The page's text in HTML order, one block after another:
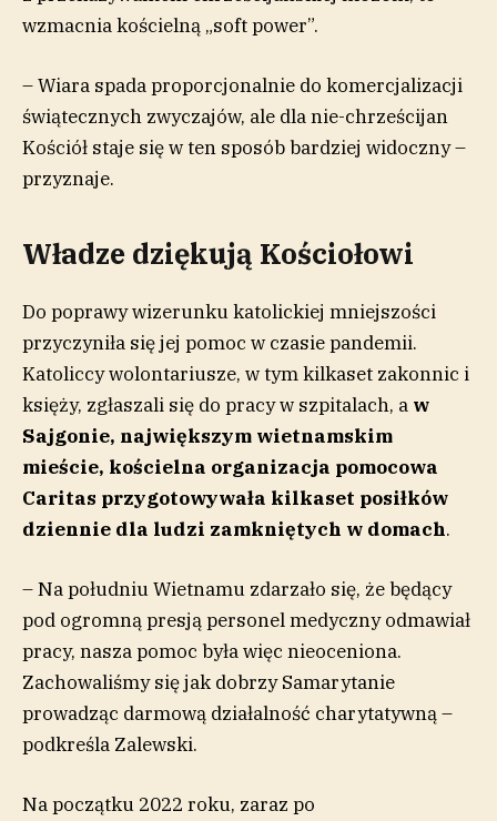
wzmacnia kościelną „soft power”.
– Wiara spada proporcjonalnie do komercjalizacji
świątecznych zwyczajów, ale dla nie-chrześcijan
Kościół staje się w ten sposób bardziej widoczny –
przyznaje.
Władze dziękują Kościołowi
Do poprawy wizerunku katolickiej mniejszości
przyczyniła się jej pomoc w czasie pandemii.
Katoliccy wolontariusze, w tym kilkaset zakonnic i
księży, zgłaszali się do pracy w szpitalach, a w
Sajgonie, największym wietnamskim
mieście, kościelna organizacja pomocowa
Caritas przygotowywała kilkaset posiłków
dziennie dla ludzi zamkniętych w domach.
– Na południu Wietnamu zdarzało się, że będący
pod ogromną presją personel medyczny odmawiał
pracy, nasza pomoc była więc nieoceniona.
Zachowaliśmy się jak dobrzy Samarytanie
prowadząc darmową działalność charytatywną –
podkreśla Zalewski.
Na początku 2022 roku, zaraz po